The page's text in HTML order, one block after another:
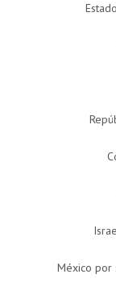
México por